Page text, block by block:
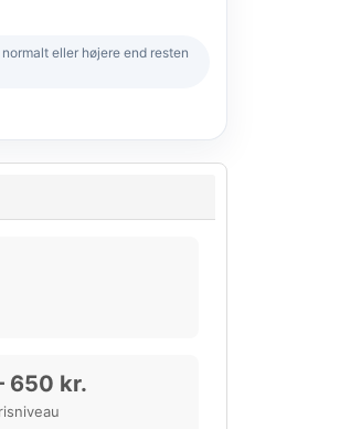
eller højere end resten
650 kr.